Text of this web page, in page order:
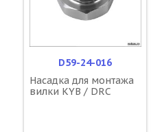
D59-24-016
Насадка для монтажа
вилки KYB / DRC